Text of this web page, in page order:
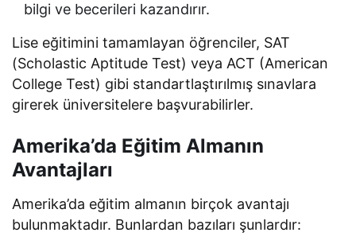
bilgi ve becerileri kazandırır.
Lise eğitimini tamamlayan öğrenciler, SAT
(Scholastic Aptitude Test) veya ACT (American
College Test) gibi standartlaştırılmış sınavlara
girerek üniversitelere başvurabilirler.
Amerika’da Eğitim Almanın
Avantajları
Amerika’da eğitim almanın birçok avantajı
bulunmaktadır. Bunlardan bazıları şunlardır: